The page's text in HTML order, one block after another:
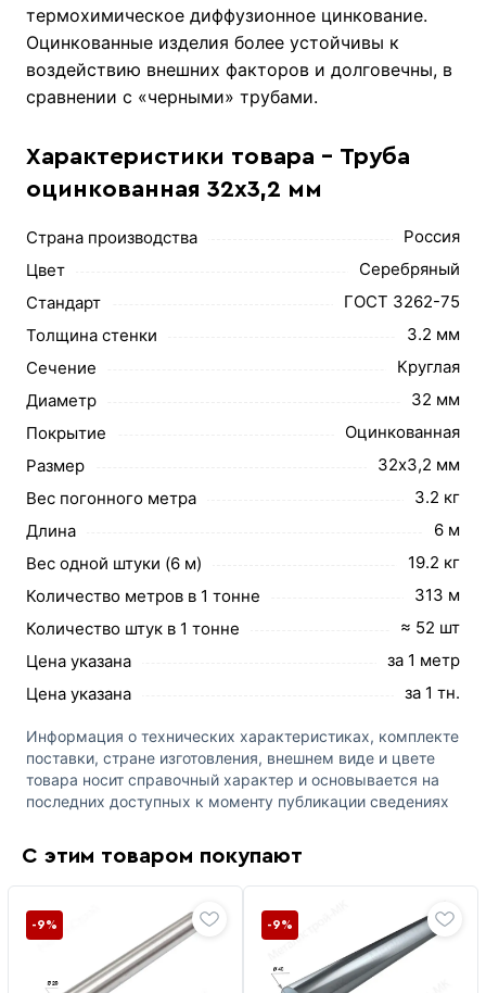
термохимическое диффузионное цинкование.
Оцинкованные изделия более устойчивы к
воздействию внешних факторов и долговечны, в
сравнении с «черными» трубами.
Характеристики товара - Труба
оцинкованная 32х3,2 мм
Страна производства
Россия
Цвет
Серебряный
Стандарт
ГОСТ 3262-75
Толщина стенки
3.2 мм
Сечение
Круглая
Диаметр
32 мм
Покрытие
Оцинкованная
Размер
32х3,2 мм
Вес погонного метра
3.2 кг
Длина
6 м
Вес одной штуки (6 м)
19.2 кг
Количество метров в 1 тонне
313 м
Количество штук в 1 тонне
≈ 52 шт
Цена указана
за 1 метр
Цена указана
за 1 тн.
Информация о технических характеристиках, комплекте
поставки, стране изготовления, внешнем виде и цвете
товара носит справочный характер и основывается на
последних доступных к моменту публикации сведениях
С этим товаром покупают
-9% -9%